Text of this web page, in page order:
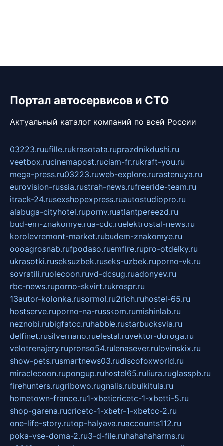
Портал автосервисов и СТО
Актуальный каталог компаний по всей России
03223.ruufille.rukrasotata.ruprazdnikdushi.ru
veetbox.rucinemapost.ruciam-fr.rukraft-you.ru
mega-press.ru03223.ruweb-explore.rurastenuya.ru
eurovision-russia.rustrah-news.rufreeride-team.ru
itrack-24.rusexshopexpress.ruautostudiopro.ru
alabuga-cityhotel.rupornv.ruatlantpereezd.ru
bud-em-znakomye.rua-cdc.ruelektrostal-news.ru
korolevremont-market.rubudem-znakomye.ru
oooagrosnab.rufpodaso.ruemfire.rupro-otdelky.ru
ukrasotki.ruseksuzbek.ruseks-uzbek.ruporno-vk.ru
sovratili.ruolecoon.ruvd-dosug.ruadonyev.ru
rbc-news.ruporno-skvirt.rukrospr.ru
13autor-kolonka.rusormol.ru2rich.ruhostel-65.ru
hostserve.ruporno-na-russkom.rumishinlab.ru
neznobi.rubigfatcc.ruhabble.rustarbucksvia.ru
delfinet.rusilvernano.ruelestal.ruvektor-doroga.ru
velotrenajery.rupronso54.rulenasever.rulovinskix.ru
show-pets.rusmartnews03.rudiscofoxworld.ru
miraclecoon.rupongup.ruhostel65.ruliura.ruglasspb.ru
firehunters.rugribowo.rugnalis.rubulkitula.ru
hometown-france.ru1-xbeticricetc-1-xbetti-5.ru
shop-garena.rucricetc-1-xbetr-1-xbetcc-2.ru
one-life-story.rutop-halyava.ruaccounts112.ru
poka-vse-doma-2.ru3-d-file.ruhahahaharms.ru